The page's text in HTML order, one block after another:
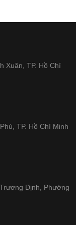
Xuân, TP. Hồ Chí
TP. Hồ Chí Minh
Định, Phường